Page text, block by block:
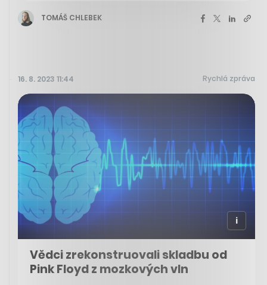
TOMÁŠ CHLEBEK
16. 8. 2023 11:44 Rychlá zpráva
Vědci zrekonstruovali skladbu od
Pink Floyd z mozkových vln